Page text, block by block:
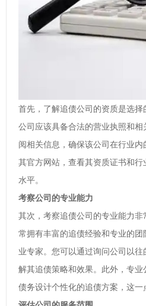
首先，了解追债公司的资质是选
公司应该具备合法的营业执照和
阅相关信息，确保该公司在行业
其官方网站，查看其资质证书和
水平。
考察公司的专业能力
其次，考察追债公司的专业能力
常拥有丰富的追债经验和专业的
业专家。您可以通过询问公司以
解其追债策略和效果。此外，专
债务设计个性化的追债方案，这一